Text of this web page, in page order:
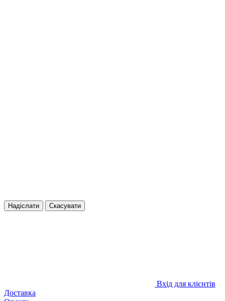
Надіслати Скасувати
Вхід для клієнтів
Доставка